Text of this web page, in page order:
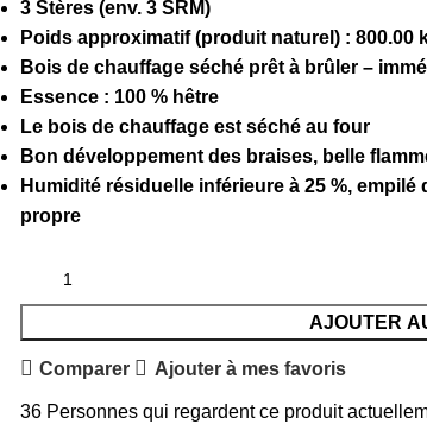
3 Stères (env. 3 SRM)
Poids approximatif (produit naturel) : 800.00
Bois de chauffage séché prêt à brûler –
Essence : 100 % hêtre
Le bois de chauffage est séché au four
Bon développement des braises, belle
Humidité résiduelle inférieure à 25 %,
propre
AJOUTER
Comparer Ajouter à mes favoris
36 Personnes qui regardent ce produit